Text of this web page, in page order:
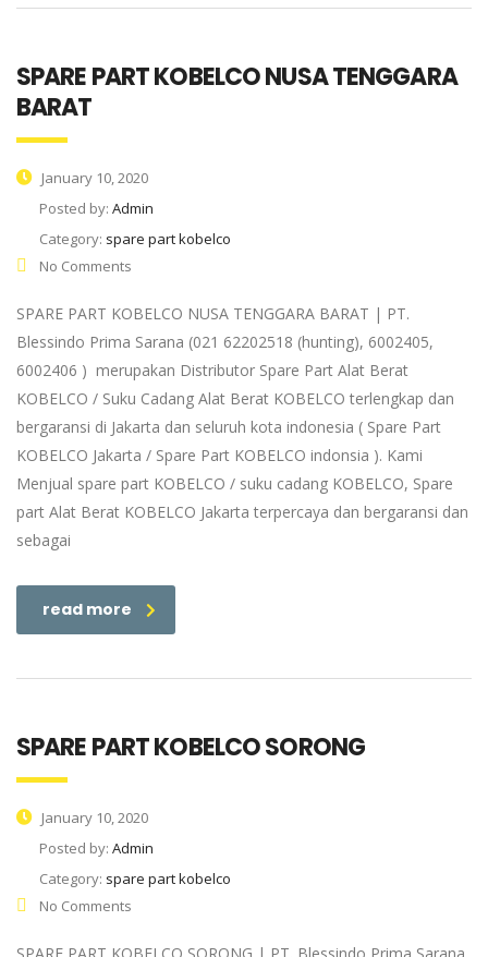
SPARE PART KOBELCO NUSA TENGGARA
BARAT
January 10, 2020
Posted by: Admin
Category: spare part kobelco
No Comments
SPARE PART KOBELCO NUSA TENGGARA BARAT | PT.
Blessindo Prima Sarana (021 62202518 (hunting), 6002405,
6002406 ) merupakan Distributor Spare Part Alat Berat
KOBELCO / Suku Cadang Alat Berat KOBELCO terlengkap dan
bergaransi di Jakarta dan seluruh kota indonesia ( Spare Part
KOBELCO Jakarta / Spare Part KOBELCO indonsia ). Kami
Menjual spare part KOBELCO / suku cadang KOBELCO, Spare
part Alat Berat KOBELCO Jakarta terpercaya dan bergaransi dan
sebagai
read more
SPARE PART KOBELCO SORONG
January 10, 2020
Posted by: Admin
Category: spare part kobelco
No Comments